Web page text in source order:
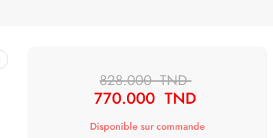
828.000TND
770.000 TND
Disponible sur commande